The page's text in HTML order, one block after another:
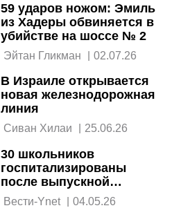
59 ударов ножом: Эмиль
из Хадеры обвиняется в
убийстве на шоссе № 2
| 02.07.26
В Израиле открывается
новая железнодорожная
линия
25.06.26
30 школьников
госпитализированы
после выпускной
вечеринки в Хадере
Вести-Ynet | 04.05.26